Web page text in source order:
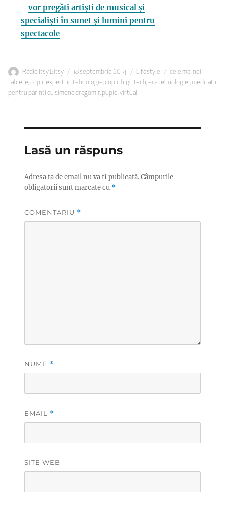
vor pregăti artiști de musical și
specialiști în sunet și lumini pentru
spectacole
Autor
Radio Itsy Bitsy
Publicat
pe
18 septembrie 2014 Categorii
Lifestyle Etichete
cele mai noi
tablete,copiii experti in tehnologie,copiii high tech,era tehnologiei, meditatii
pentru parinti cu simona dragomir, pupici virtuali
Lasă un răspuns
Adresa ta de email nu va fi publicată.Câmpurile
obligatorii sunt marcate cu *
COMENTARIU *
NUME *
EMAIL *
SITE WEB